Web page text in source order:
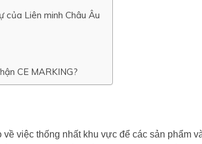
của Liên minh Châu Âu
CE MARKING?
việc thống nhất khu vực để các sản phẩm